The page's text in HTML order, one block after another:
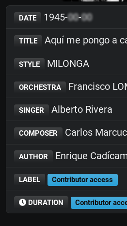
DATE 1945-00-00
TITLE Aquí me pongo a
STYLE MILONGA
ORCHESTRA Francisco
SINGER Alberto Rivera
COMPOSER Carlos
AUTHOR Enrique
LABEL Contributor access
DURATION Contributor